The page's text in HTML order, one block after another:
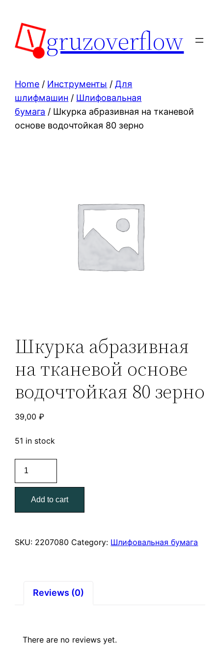
content
gruzoverflow
Home / Инструменты /Для
шлифмашин / Шлифовальная
бумага / Шкурка абразивная на тканевой
основе водочтойкая 80 зерно
Шкурка абразивная
на тканевой основе
водочтойкая 80 зерно
39,00₽
51 in stock
абразивная
на
тканевой
основе
80
Add to cart
SKU: 2207080 Category: Шлифовальная бумага
Reviews (0)
There are no reviews yet.